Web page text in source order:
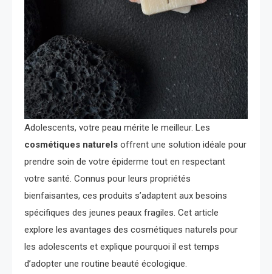
Adolescents, votre peau mérite le meilleur. Les
cosmétiques naturels offrent une solution idéale pour
prendre soin de votre épiderme tout en respectant
votre santé. Connus pour leurs propriétés
bienfaisantes, ces produits s’adaptent aux besoins
spécifiques des jeunes peaux fragiles. Cet article
explore les avantages des cosmétiques naturels pour
les adolescents et explique pourquoi il est temps
d’adopter une routine beauté écologique.